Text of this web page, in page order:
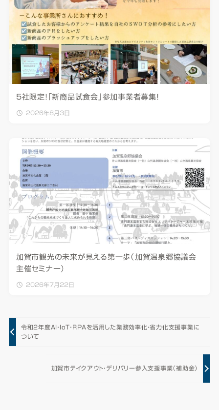
5社限定！「新商品試食会」参加事業者募集！
2026年8月3日
加賀市観光の未来が見える第一歩（加賀温泉郷協議会
主催セミナー）
2026年7月22日
令和2年度AI・IoT・RPAを活用した業務効率化・省力化支援事業に
ついて
加賀市テイクアウト・デリバリー参入支援事業（補助金）